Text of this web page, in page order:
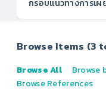
กรอบแนวทางการเ
Browse Items (3
Browse All Browse
Browse References